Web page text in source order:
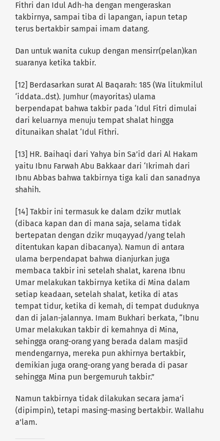
Fithri dan Idul Adh-ha dengan mengeraskan
takbirnya, sampai tiba di lapangan, iapun tetap
terus bertakbir sampai imam datang.
Dan untuk wanita cukup dengan mensirr(pelan)kan
suaranya ketika takbir.
[12] Berdasarkan surat Al Baqarah: 185 (Wa litukmilul
‘iddata..dst). Jumhur (mayoritas) ulama
berpendapat bahwa takbir pada ‘Idul Fitri dimulai
dari keluarnya menuju tempat shalat hingga
ditunaikan shalat ‘Idul Fithri.
[13] HR. Baihaqi dari Yahya bin Sa’id dari Al Hakam
yaitu Ibnu Farwah Abu Bakkaar dari ‘Ikrimah dari
Ibnu Abbas bahwa takbirnya tiga kali dan sanadnya
shahih.
[14] Takbir ini termasuk ke dalam dzikr mutlak
(dibaca kapan dan di mana saja, selama tidak
bertepatan dengan dzikr muqayyad/yang telah
ditentukan kapan dibacanya). Namun di antara
ulama berpendapat bahwa dianjurkan juga
membaca takbir ini setelah shalat, karena Ibnu
Umar melakukan takbirnya ketika di Mina dalam
setiap keadaan, setelah shalat, ketika di atas
tempat tidur, ketika di kemah, di tempat duduknya
dan di jalan-jalannya. Imam Bukhari berkata, “Ibnu
Umar melakukan takbir di kemahnya di Mina,
sehingga orang-orang yang berada dalam masjid
mendengarnya, mereka pun akhirnya bertakbir,
demikian juga orang-orang yang berada di pasar
sehingga Mina pun bergemuruh takbir.”
Namun takbirnya tidak dilakukan secara jama’i
(dipimpin), tetapi masing-masing bertakbir. Wallahu
a’lam.